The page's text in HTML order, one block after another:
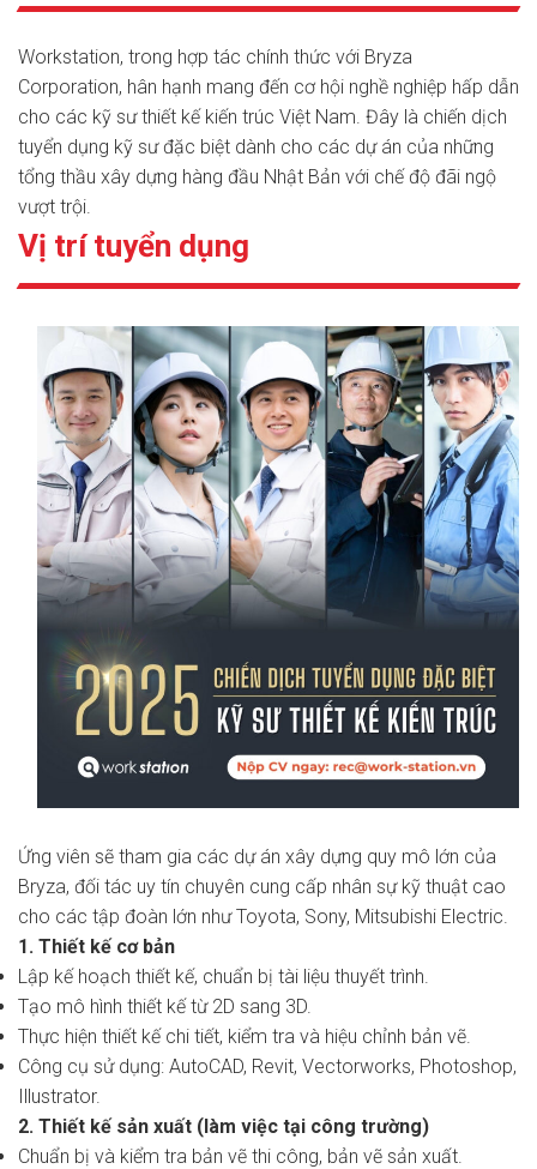
Workstation, trong hợp tác chính thức với Bryza
Corporation, hân hạnh mang đến cơ hội nghề nghiệp hấp dẫn
cho các kỹ sư thiết kế kiến trúc Việt Nam. Đây là chiến dịch
tuyển dụng kỹ sư đặc biệt dành cho các dự án của những
tổng thầu xây dựng hàng đầu Nhật Bản với chế độ đãi ngộ
vượt trội.
Vị trí tuyển dụng
Ứng viên sẽ tham gia các dự án xây dựng quy mô lớn của
Bryza, đối tác uy tín chuyên cung cấp nhân sự kỹ thuật cao
cho các tập đoàn lớn như Toyota, Sony, Mitsubishi Electric.
1. Thiết kế cơ bản
Lập kế hoạch thiết kế, chuẩn bị tài liệu thuyết trình.
Tạo mô hình thiết kế từ 2D sang 3D.
Thực hiện thiết kế chi tiết, kiểm tra và hiệu chỉnh bản vẽ.
Công cụ sử dụng: AutoCAD, Revit, Vectorworks, Photoshop,
Illustrator.
2. Thiết kế sản xuất (làm việc tại công trường)
Chuẩn bị và kiểm tra bản vẽ thi công, bản vẽ sản xuất.